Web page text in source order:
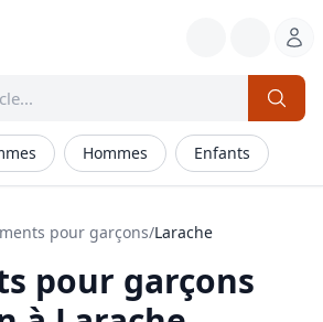
Hommes Enfants
pour garçons/Larache
pour garçons